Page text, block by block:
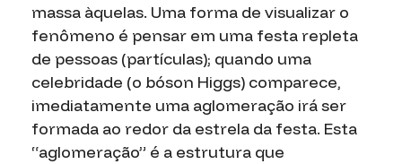
massa àquelas. Uma forma de visualizar o
fenômeno é pensar em uma festa repleta
de pessoas (partículas); quando uma
celebridade (o bóson Higgs) comparece,
imediatamente uma aglomeração irá ser
formada ao redor da estrela da festa. Esta
“aglomeração” é a estrutura que